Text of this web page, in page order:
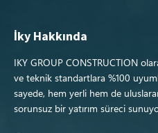
İky Hakkında
IKY GROUP CONSTRUCTION
ve teknik standartlara %100
sayede, hem yerli hem de
sorunsuz bir yatırım süreci